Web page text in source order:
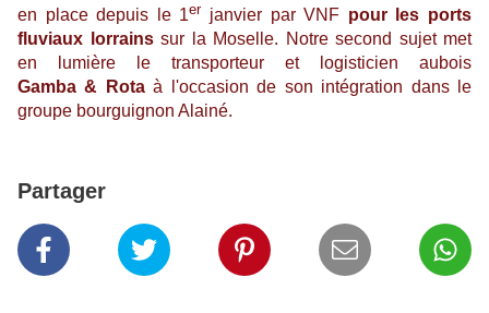
en place depuis le 1er janvier par VNF pour les ports
fluviaux lorrainssur la Moselle. Notre second sujet met
en lumière le transporteur et logisticien aubois
Gamba & Rotaà l'occasion de son intégration dans le
groupe bourguignon Alainé.
Partager